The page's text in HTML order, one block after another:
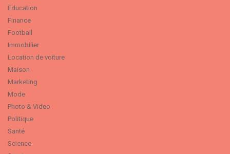
Education
Finance
Football
Immobilier
Location de voiture
Maison
Marketing
Mode
Photo & Video
Politique
Santé
Science